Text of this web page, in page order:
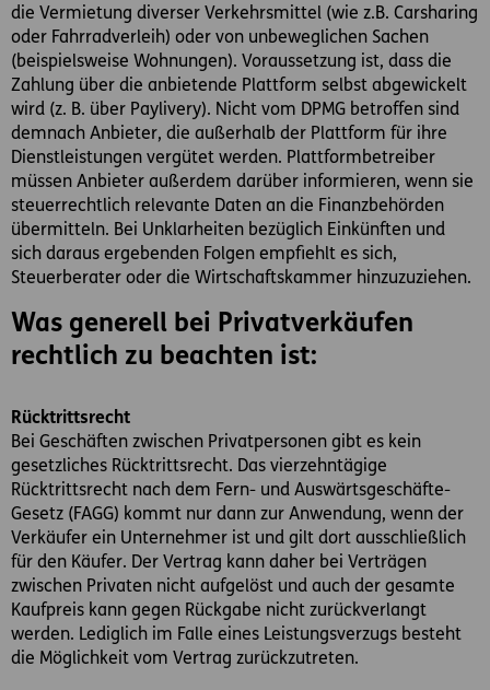
die Vermietung diverser Verkehrsmittel (wie z.B. Carsharing
oder Fahrradverleih) oder von unbeweglichen Sachen
(beispielsweise Wohnungen). Voraussetzung ist, dass die
Zahlung über die anbietende Plattform selbst abgewickelt
wird (z. B. über Paylivery). Nicht vom DPMG betroffen sind
demnach Anbieter, die außerhalb der Plattform für ihre
Dienstleistungen vergütet werden. Plattformbetreiber
müssen Anbieter außerdem darüber informieren, wenn sie
steuerrechtlich relevante Daten an die Finanzbehörden
übermitteln. Bei Unklarheiten bezüglich Einkünften und
sich daraus ergebenden Folgen empfiehlt es sich,
Steuerberater oder die Wirtschaftskammer hinzuzuziehen.
Was generell bei Privatverkäufen
rechtlich zu beachten ist:
Rücktrittsrecht
Bei Geschäften zwischen Privatpersonen gibt es kein
gesetzliches Rücktrittsrecht. Das vierzehntägige
Rücktrittsrecht nach dem Fern- und Auswärtsgeschäfte-
Gesetz (FAGG) kommt nur dann zur Anwendung, wenn der
Verkäufer ein Unternehmer ist und gilt dort ausschließlich
für den Käufer. Der Vertrag kann daher bei Verträgen
zwischen Privaten nicht aufgelöst und auch der gesamte
Kaufpreis kann gegen Rückgabe nicht zurückverlangt
werden. Lediglich im Falle eines Leistungsverzugs besteht
die Möglichkeit vom Vertrag zurückzutreten.